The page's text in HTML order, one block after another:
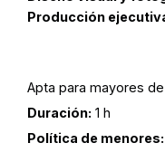
Producción
Apta para mayores de
Duración: 1 h
Política de menores: